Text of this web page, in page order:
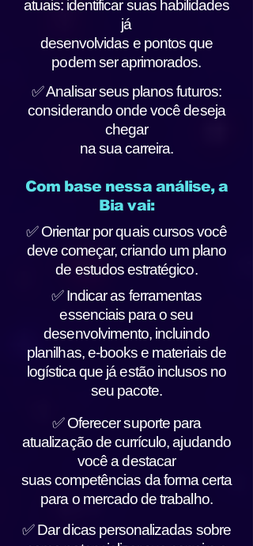
atuais: identificar suas habilidades
já
desenvolvidas e pontos que
podem ser aprimorados.
✅ Analisar seus planos futuros:
considerando onde você deseja
chegar
na sua carreira.
Com base nessa análise, a
Bia vai:
✅ Orientar por quais cursos você
deve começar, criando um plano
de estudos estratégico.
✅ Indicar as ferramentas
essenciais para o seu
desenvolvimento, incluindo
planilhas, e-books e materiais de
logística que já estão inclusos no
seu pacote.
✅ Oferecer suporte para
atualização de currículo, ajudando
você a destacar
suas competências da forma certa
para o mercado de trabalho.
✅ Dar dicas personalizadas sobre